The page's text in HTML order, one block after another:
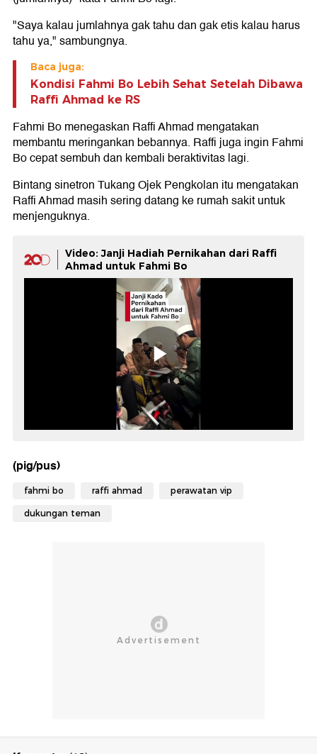
"Saya kalau jumlahnya gak tahu dan gak etis kalau harus
tahu ya," sambungnya.
Baca juga:
Kondisi Fahmi Bo Lebih Sehat Setelah Dibawa
Raffi Ahmad ke RS
Fahmi Bo menegaskan Raffi Ahmad mengatakan
membantu meringankan bebannya. Raffi juga ingin Fahmi
Bo cepat sembuh dan kembali beraktivitas lagi.
Bintang sinetron Tukang Ojek Pengkolan itu mengatakan
Raffi Ahmad masih sering datang ke rumah sakit untuk
menjenguknya.
Video: Janji Hadiah Pernikahan dari Raffi
Ahmad untuk Fahmi Bo
(pig/pus)
fahmi bo raffi ahmad perawatan vip
dukungan teman